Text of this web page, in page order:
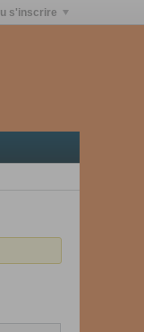
s'inscrire